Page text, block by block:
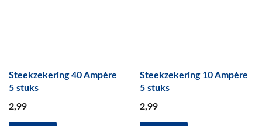
Steekzekering 40 Ampère
5 stuks
2,99
Steekzekering 10 Ampère
5 stuks
2,99